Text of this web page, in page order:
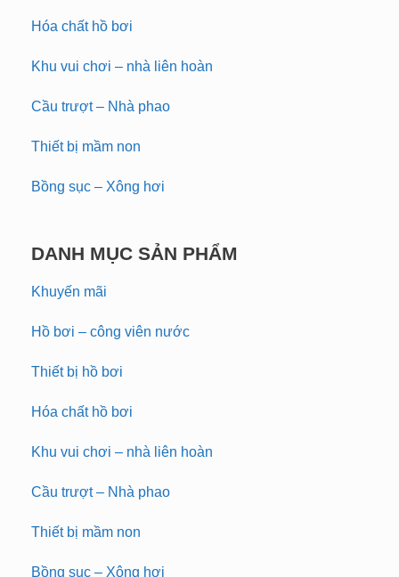
Hóa chất hồ bơi
Khu vui chơi – nhà liên hoàn
Cầu trượt – Nhà phao
Thiết bị mầm non
Bồng sục – Xông hơi
DANH MỤC SẢN PHẨM
Khuyến mãi
Hồ bơi – công viên nước
Thiết bị hồ bơi
Hóa chất hồ bơi
Khu vui chơi – nhà liên hoàn
Cầu trượt – Nhà phao
Thiết bị mầm non
Bồng sục – Xông hơi